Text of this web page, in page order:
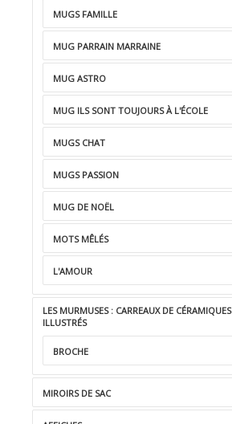
MUGS FAMILLE
MUG PARRAIN MARRAINE
MUG ASTRO
MUG ILS SONT TOUJOURS À L'ÉCOLE
MUGS CHAT
MUGS PASSION
MUG DE NOËL
MOTS MÊLÉS
L'AMOUR
LES MURMUSES : CARREAUX DE CÉRAMIQUES
ILLUSTRÉS
BROCHE
MIROIRS DE SAC